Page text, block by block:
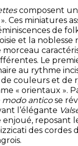
composent
Ces miniatures
de
et la noblesse
morceau
Le
au rythme
couleurs et de
« orientaux ».
anticose
l’élégante
enjoué, reposant
des cordes